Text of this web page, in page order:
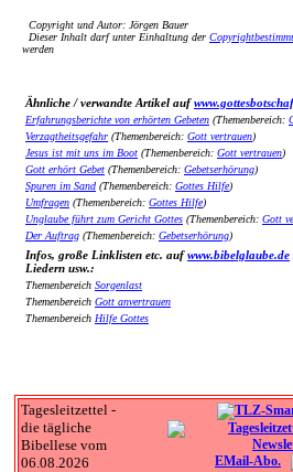
Copyright und Autor: Jörgen Bauer
Dieser Inhalt darf unter Einhaltung der
werden
Ähnliche / verwandte Artikel auf
Erfahrungsberichte von erhörten Gebeten (Themenbereich:
Verzagtheitsgefahr (Themenbereich: Gott vertrauen)
Jesus ist mit uns im Boot (Themenbereich: Gott vertrauen)
Gott erhört Gebet (Themenbereich: Gebetserhörung)
Spuren im Sand (Themenbereich: Gottes Hilfe)
Umfragen (Themenbereich: Gottes Hilfe)
Unglaube führt zum Gericht Gottes (Themenbereich: Gott
Der Auftrag (Themenbereich: Gebetserhörung)
Infos, große Linklisten etc. aufwww.bibelglaube.de
Liedern usw.:
Themenbereich Sorgenlast
Themenbereich Gott anvertrauen
Themenbereich Hilfe Gottes
Tagesleitzettel -
die tägliche
Bibellese vom
06.08.2026
EMail-Abo.